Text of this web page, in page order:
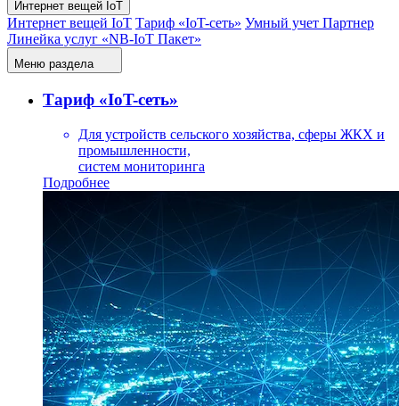
Интернет вещей IoT
Интернет вещей IoT Тариф «IoT-сеть» Умный учет Партнер
Линейка услуг «NB-IoT Пакет»
Меню раздела
Тариф «IoT-сеть»
Для устройств сельского хозяйства, сферы ЖКХ и
промышленности,
систем мониторинга
Подробнее